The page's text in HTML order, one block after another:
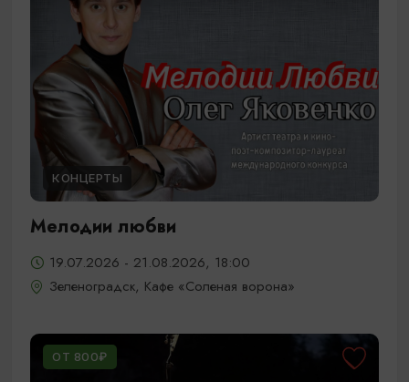
КОНЦЕРТЫ
Мелодии любви
19.07.2026 - 21.08.2026, 18:00
Зеленоградск, Кафе «Соленая ворона»
ОТ 800₽